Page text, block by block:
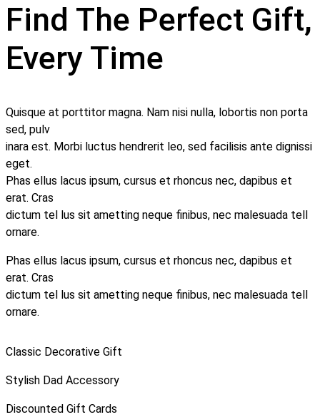
Find The Perfect Gift,
Every Time
Quisque at porttitor magna. Nam nisi nulla, lobortis non porta
sed, pulv
inara est. Morbi luctus hendrerit leo, sed facilisis ante dignissi
eget.
Phas ellus lacus ipsum, cursus et rhoncus nec, dapibus et
erat. Cras
dictum tel lus sit ametting neque finibus, nec malesuada tell
ornare.
Phas ellus lacus ipsum, cursus et rhoncus nec, dapibus et
erat. Cras
dictum tel lus sit ametting neque finibus, nec malesuada tell
ornare.
Classic Decorative Gift
Stylish Dad Accessory
Discounted Gift Cards